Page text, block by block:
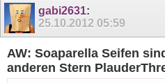
gabi2631:
25.10.2012 05:59
AW: Soaparella Seifen
anderen Stern